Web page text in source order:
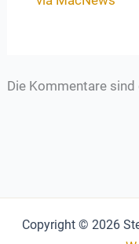
Die Kommentare
Copyright © 2026